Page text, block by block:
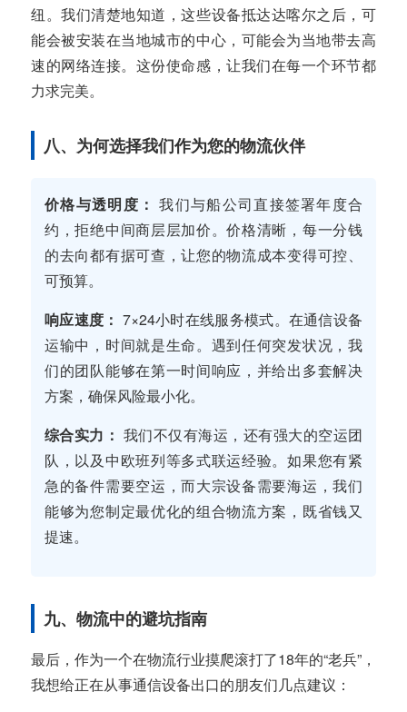
纽。我们清楚地知道，这些设备抵达达喀尔之后，可
能会被安装在当地城市的中心，可能会为当地带去高
速的网络连接。这份使命感，让我们在每一个环节都
力求完美。
八、为何选择我们作为您的物流伙伴
价格与透明度：我们与船公司直接签署年度合
约，拒绝中间商层层加价。价格清晰，每一分钱
的去向都有据可查，让您的物流成本变得可控、
可预算。
响应速度： 7×24小时在线服务模式。在通信设备
运输中，时间就是生命。遇到任何突发状况，我
们的团队能够在第一时间响应，并给出多套解决
方案，确保风险最小化。
综合实力： 我们不仅有海运，还有强大的空运团
队，以及中欧班列等多式联运经验。如果您有紧
急的备件需要空运，而大宗设备需要海运，我们
能够为您制定最优化的组合物流方案，既省钱又
提速。
九、物流中的避坑指南
最后，作为一个在物流行业摸爬滚打了18年的“老兵”，
我想给正在从事通信设备出口的朋友们几点建议：